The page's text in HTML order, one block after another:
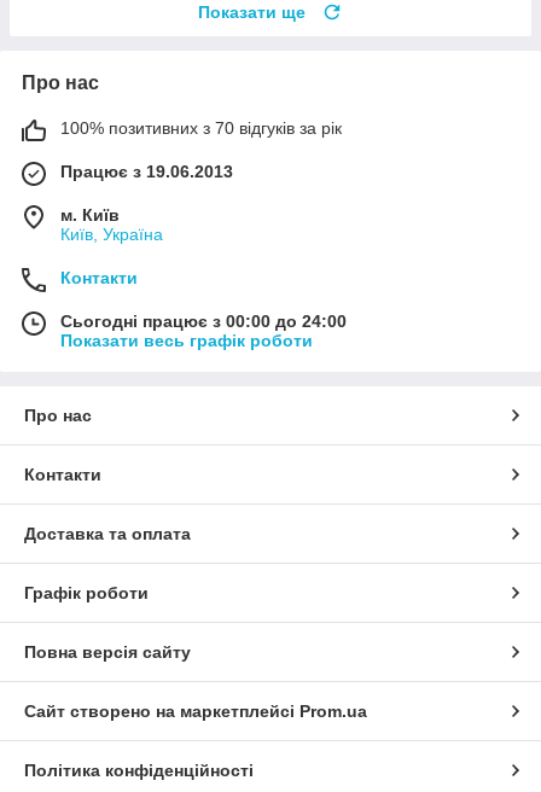
Показати ще
Про нас
100% позитивних з 70 відгуків за рік
Працює з 19.06.2013
м. Київ
Київ, Україна
Контакти
Сьогодні працює з 00:00 до 24:00
Показати весь графік роботи
Про нас
Контакти
Доставка та оплата
Графік роботи
Повна версія сайту
Сайт створено на маркетплейсі Prom.ua
Політика конфіденційності